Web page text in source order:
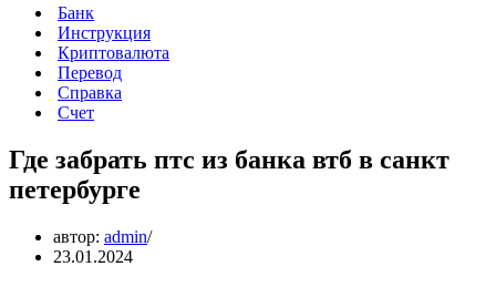
навигацииБанк
Инструкция
Криптовалюта
Перевод
Справка
Счет
Где забрать птс из банка втб в санкт
петербурге
автор: admin
23.01.2024